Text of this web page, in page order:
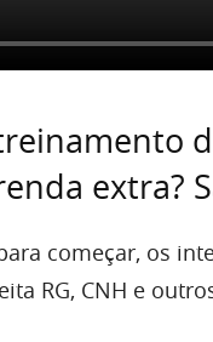
extra?
começar, os
RG, CNH e